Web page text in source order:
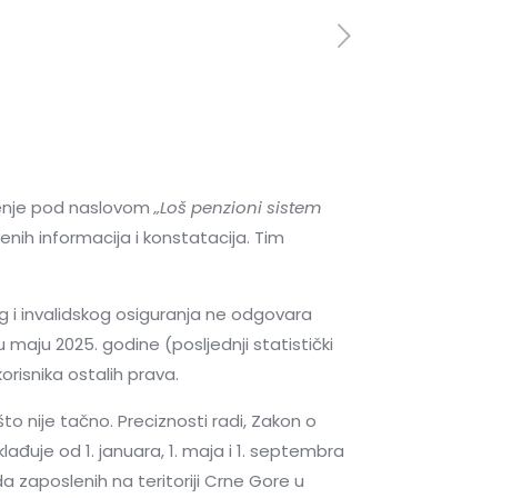
pod naslovom„Loš penzioni sistem
informacija i konstatacija. Tim
i invalidskog osiguranja ne odgovara
2025. godine (posljednji statistički
ostalih prava.
nije tačno. Preciznosti radi, Zakon o
od 1. januara, 1. maja i 1. septembra
zaposlenih na teritoriji Crne Gore u